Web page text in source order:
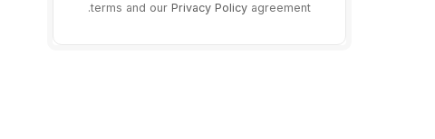
terms and our Privacy Policy agreement.